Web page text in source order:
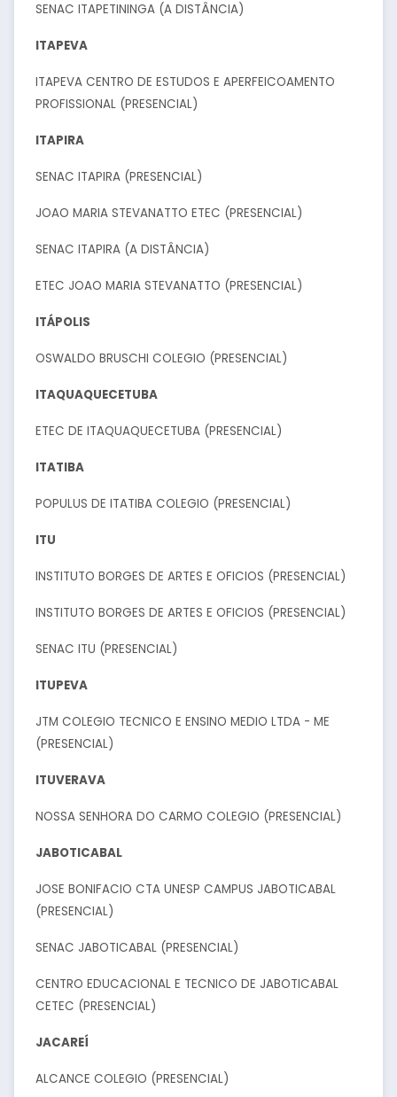
SENAC ITAPETININGA (A DISTÂNCIA)
ITAPEVA
ITAPEVA CENTRO DE ESTUDOS E APERFEICOAMENTO
PROFISSIONAL (PRESENCIAL)
ITAPIRA
SENAC ITAPIRA (PRESENCIAL)
JOAO MARIA STEVANATTO ETEC (PRESENCIAL)
SENAC ITAPIRA (A DISTÂNCIA)
ETEC JOAO MARIA STEVANATTO (PRESENCIAL)
ITÁPOLIS
OSWALDO BRUSCHI COLEGIO (PRESENCIAL)
ITAQUAQUECETUBA
ETEC DE ITAQUAQUECETUBA (PRESENCIAL)
ITATIBA
POPULUS DE ITATIBA COLEGIO (PRESENCIAL)
ITU
INSTITUTO BORGES DE ARTES E OFICIOS (PRESENCIAL)
INSTITUTO BORGES DE ARTES E OFICIOS (PRESENCIAL)
SENAC ITU (PRESENCIAL)
ITUPEVA
JTM COLEGIO TECNICO E ENSINO MEDIO LTDA - ME
(PRESENCIAL)
ITUVERAVA
NOSSA SENHORA DO CARMO COLEGIO (PRESENCIAL)
JABOTICABAL
JOSE BONIFACIO CTA UNESP CAMPUS JABOTICABAL
(PRESENCIAL)
SENAC JABOTICABAL (PRESENCIAL)
CENTRO EDUCACIONAL E TECNICO DE JABOTICABAL
CETEC (PRESENCIAL)
JACAREÍ
ALCANCE COLEGIO (PRESENCIAL)